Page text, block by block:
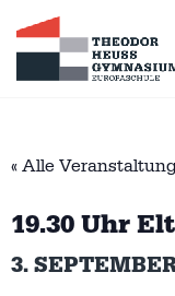
« Alle
19.30 Uhr
3.